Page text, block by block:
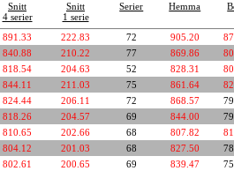
Snitt
4 serier
Snitt
1 serie
Serier Hemma
891.33 222.83 72 905.20
840.88 210.22 77 869.86
818.54 204.63 52 828.31
844.11 211.03 75 861.64
824.44 206.11 72 868.57
818.26 204.57 69 844.00
810.65 202.66 68 807.82
804.12 201.03 68 827.50
802.61 200.65 69 839.47